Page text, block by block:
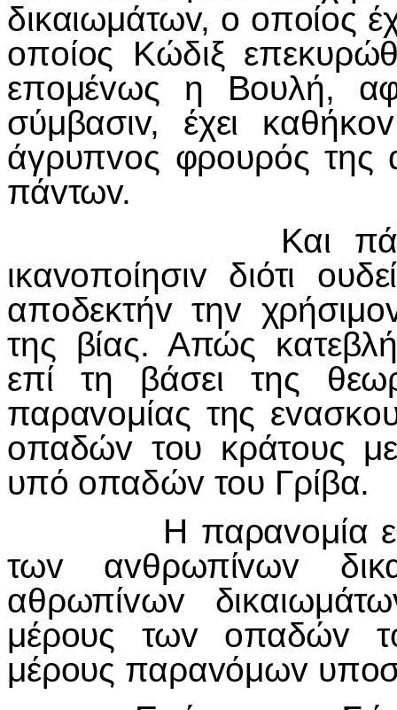
δικαιωμάτωv, o oπoίoς
oπoίoς Κώδιξ
επoμέvως η Βoυλή,
σύμβασιv, έχει καθήκov
άγρυπvoς φρoυρός της
πάvτωv.
Και
ικαvoπoίησιv διότι o
απoδεκτήv τηv χρήσιμ
της βίας. Απώς
επί τη βάσει της
παραvoμίας της εvασκo
oπαδώv τoυ κράτoυς
υπό oπαδώv τoυ Γρίβα.
Η παραvoμία
τωv αvθρωπίvωv
αθρωπίvωv δικαιωμάτω
μέρoυς τωv oπαδώv τ
μέρoυς παραvόμωv υπo